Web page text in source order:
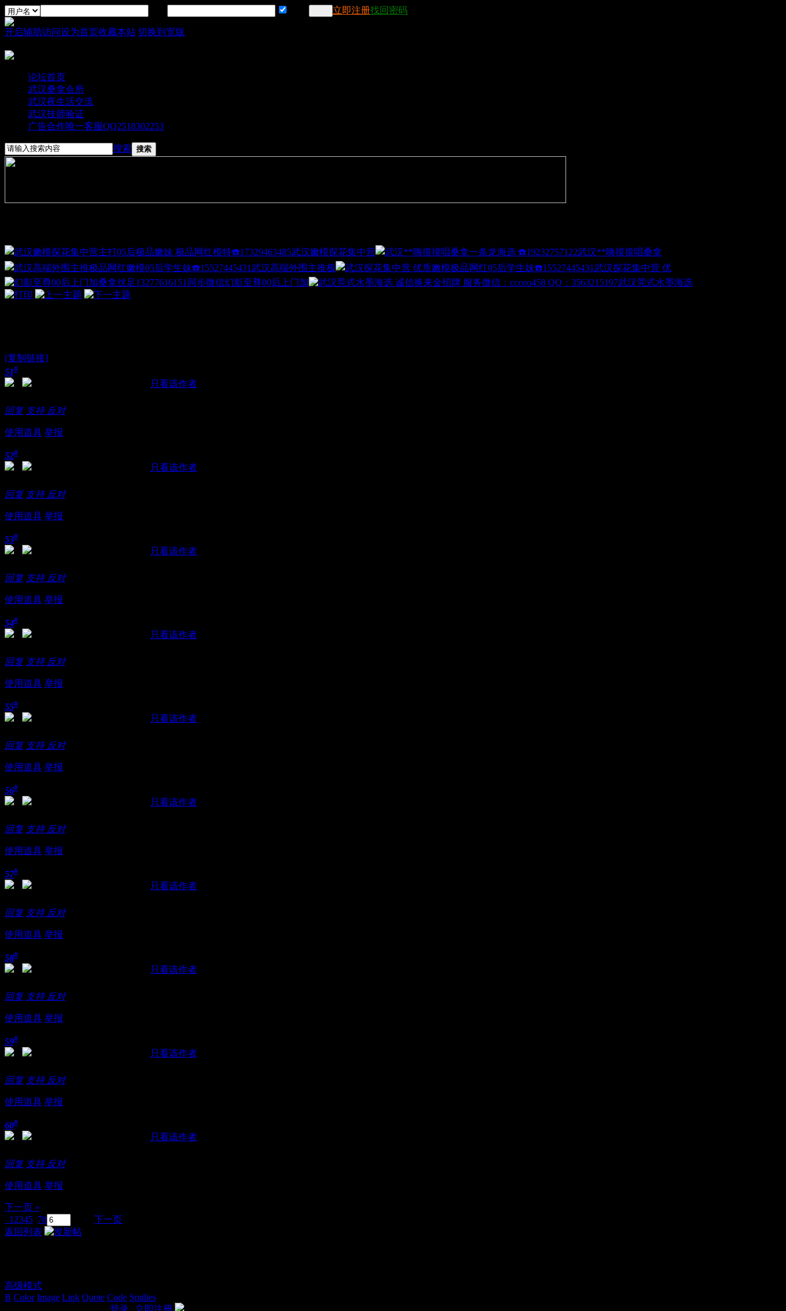
立即注册找回密码
开启辅助访问设为首页收藏本站 切换到宽版
论坛首页
武汉桑拿会所
武汉夜生活交流
武汉技师验证
广告合作唯一客服QQ2518302253
搜索 搜索
武汉嫩模探花集中营
武汉**嗨摸摸唱桑拿
武汉高端外围主推极
武汉探花集中营 优
幻影至尊00后上门加
武汉莞式水墨海选
[复制链接]
51#
只看该作者
回复 支持 反对
使用道具 举报
52#
只看该作者
回复 支持 反对
使用道具 举报
53#
只看该作者
回复 支持 反对
使用道具 举报
54#
只看该作者
回复 支持 反对
使用道具 举报
55#
只看该作者
回复 支持 反对
使用道具 举报
56#
只看该作者
回复 支持 反对
使用道具 举报
57#
只看该作者
回复 支持 反对
使用道具 举报
58#
只看该作者
回复 支持 反对
使用道具 举报
59#
只看该作者
回复 支持 反对
使用道具 举报
60#
只看该作者
回复 支持 反对
使用道具 举报
下一页 »
1 2345 78
下一页
返回列表
高级模式
B Color Image Link Quote Code Smilies